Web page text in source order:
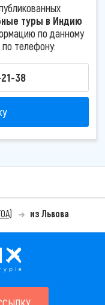
туры в Индию
по данному
телефону:
38
из Львова